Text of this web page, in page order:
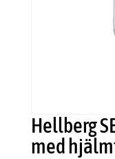
Hellberg
med